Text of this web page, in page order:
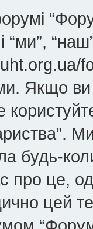
“ми”,
Якщо ви
будь-
про це,
цей